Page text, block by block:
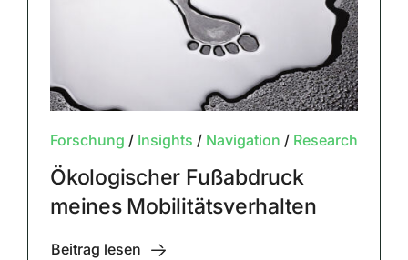
Forschung / Insights / Navigation / Research
Ökologischer Fußabdruck
meines Mobilitätsverhalten
Beitrag lesen